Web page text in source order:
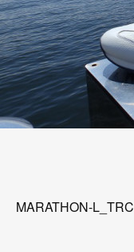
MARATHON-L_TRC